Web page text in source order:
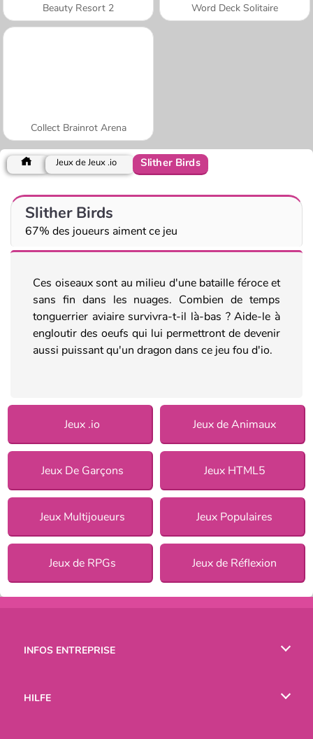
Beauty Resort 2 Word Deck Solitaire
Collect Brainrot Arena
Jeux de Jeux .io Slither Birds
Slither Birds
67% des joueurs aiment ce jeu
Ces oiseaux sont au milieu d'une bataille féroce et
sans fin dans les nuages. Combien de temps
tonguerrier aviaire survivra-t-il là-bas ? Aide-le à
engloutir des oeufs qui lui permettront de devenir
aussi puissant qu'un dragon dans ce jeu fou d'io.
Jeux .io Jeux de Animaux
Jeux De Garçons Jeux HTML5
Jeux Multijoueurs Jeux Populaires
Jeux de RPGs Jeux de Réflexion
INFOS ENTREPRISE
HILFE